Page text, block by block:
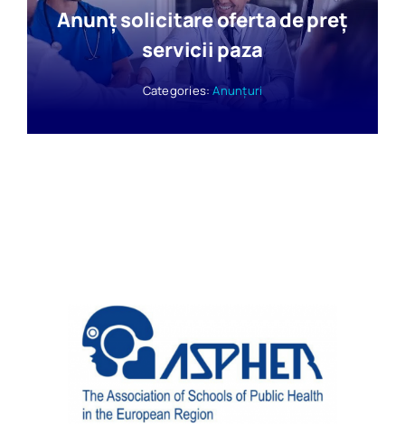
Anunț solicitare oferta de preț
servicii paza
Categories:Anunțuri